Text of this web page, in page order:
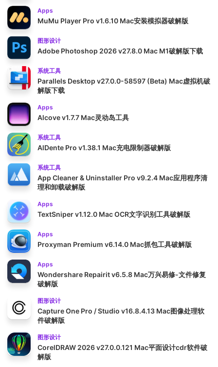
Apps
MuMu Player Pro v1.6.10 Mac安装模拟器破解版
图形设计
Adobe Photoshop 2026 v27.8.0 Mac M1破解版下载
系统工具
Parallels Desktop v27.0.0-58597 (Beta) Mac虚拟机破
解版下载
Apps
Alcove v1.7.7 Mac灵动岛工具
系统工具
AlDente Pro v1.38.1 Mac充电限制器破解版
系统工具
App Cleaner & Uninstaller Pro v9.2.4 Mac应用程序清
理和卸载破解版
Apps
TextSniper v1.12.0 Mac OCR文字识别工具破解版
Apps
Proxyman Premium v6.14.0 Mac抓包工具破解版
Apps
Wondershare Repairit v6.5.8 Mac万兴易修-文件修复
破解版
图形设计
Capture One Pro / Studio v16.8.4.13 Mac图像处理软
件破解版
图形设计
CorelDRAW 2026 v27.0.0.121 Mac平面设计cdr软件破
解版